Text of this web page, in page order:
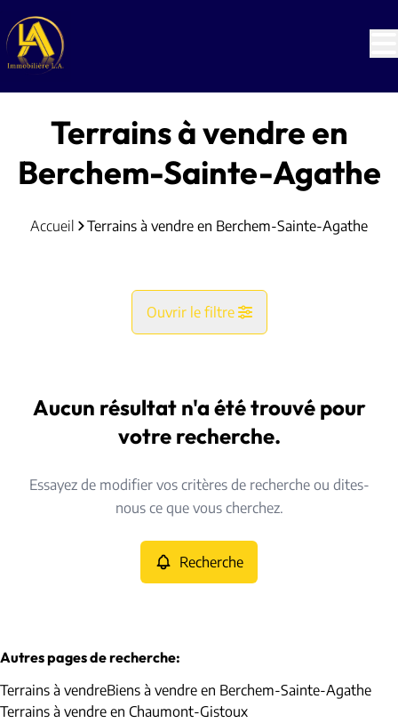
Terrains à vendre en
Berchem-Sainte-Agathe
Accueil Terrains à vendre en Berchem-Sainte-Agathe
Ouvrir le filtre
Berchem-Sainte-Agathe (1082)
Remove
Terrains
Remove
Max. budget
Vue de la carte
Recherche Trier par
Aucun résultat n'a été trouvé pour
votre recherche.
Essayez de modifier vos critères de recherche ou dites-
nous ce que vous cherchez.
Recherche
Autres pages de recherche:
Terrains à vendreBiens à vendre en Berchem-Sainte-Agathe
Terrains à vendre en Chaumont-Gistoux